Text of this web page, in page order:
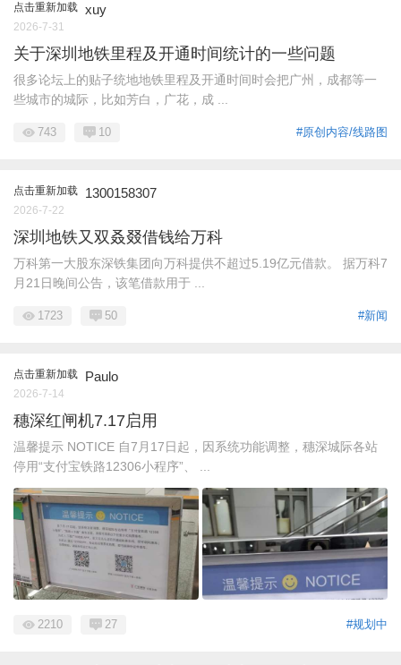
点击重新加载 xuy
2026-7-31
关于深圳地铁里程及开通时间统计的一些问题
很多论坛上的贴子统地地铁里程及开通时间时会把广州，成都等一
些城市的城际，比如芳白，广花，成 ...
#原创内容/线路图
743 10
点击重新加载 1300158307
2026-7-22
深圳地铁又双叒叕借钱给万科
万科第一大股东深铁集团向万科提供不超过5.19亿元借款。 据万科7
月21日晚间公告，该笔借款用于 ...
#新闻
1723 50
点击重新加载 Paulo
2026-7-14
穗深红闸机7.17启用
温馨提示 NOTICE 自7月17日起，因系统功能调整，穗深城际各站
停用“支付宝铁路12306小程序”、 ...
#规划中
2210 27